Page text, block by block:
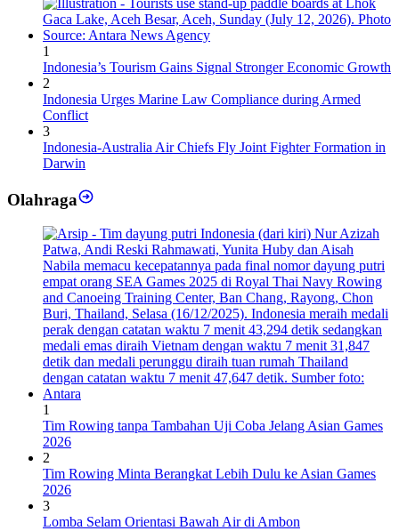
1
Indonesia’s Tourism Gains Signal Stronger Economic Growth
2
Indonesia Urges Marine Law Compliance during Armed
Conflict
3
Indonesia-Australia Air Chiefs Fly Joint Fighter Formation in
Darwin
Olahraga
1
Tim Rowing tanpa Tambahan Uji Coba Jelang Asian Games
2026
2
Tim Rowing Minta Berangkat Lebih Dulu ke Asian Games
2026
3
Lomba Selam Orientasi Bawah Air di Ambon